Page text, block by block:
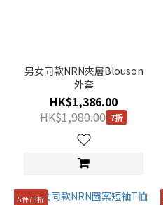
男女同款NRN夾層Blouson
外套
HK$1,386.00
HK$1,980.00 7折
5件75折